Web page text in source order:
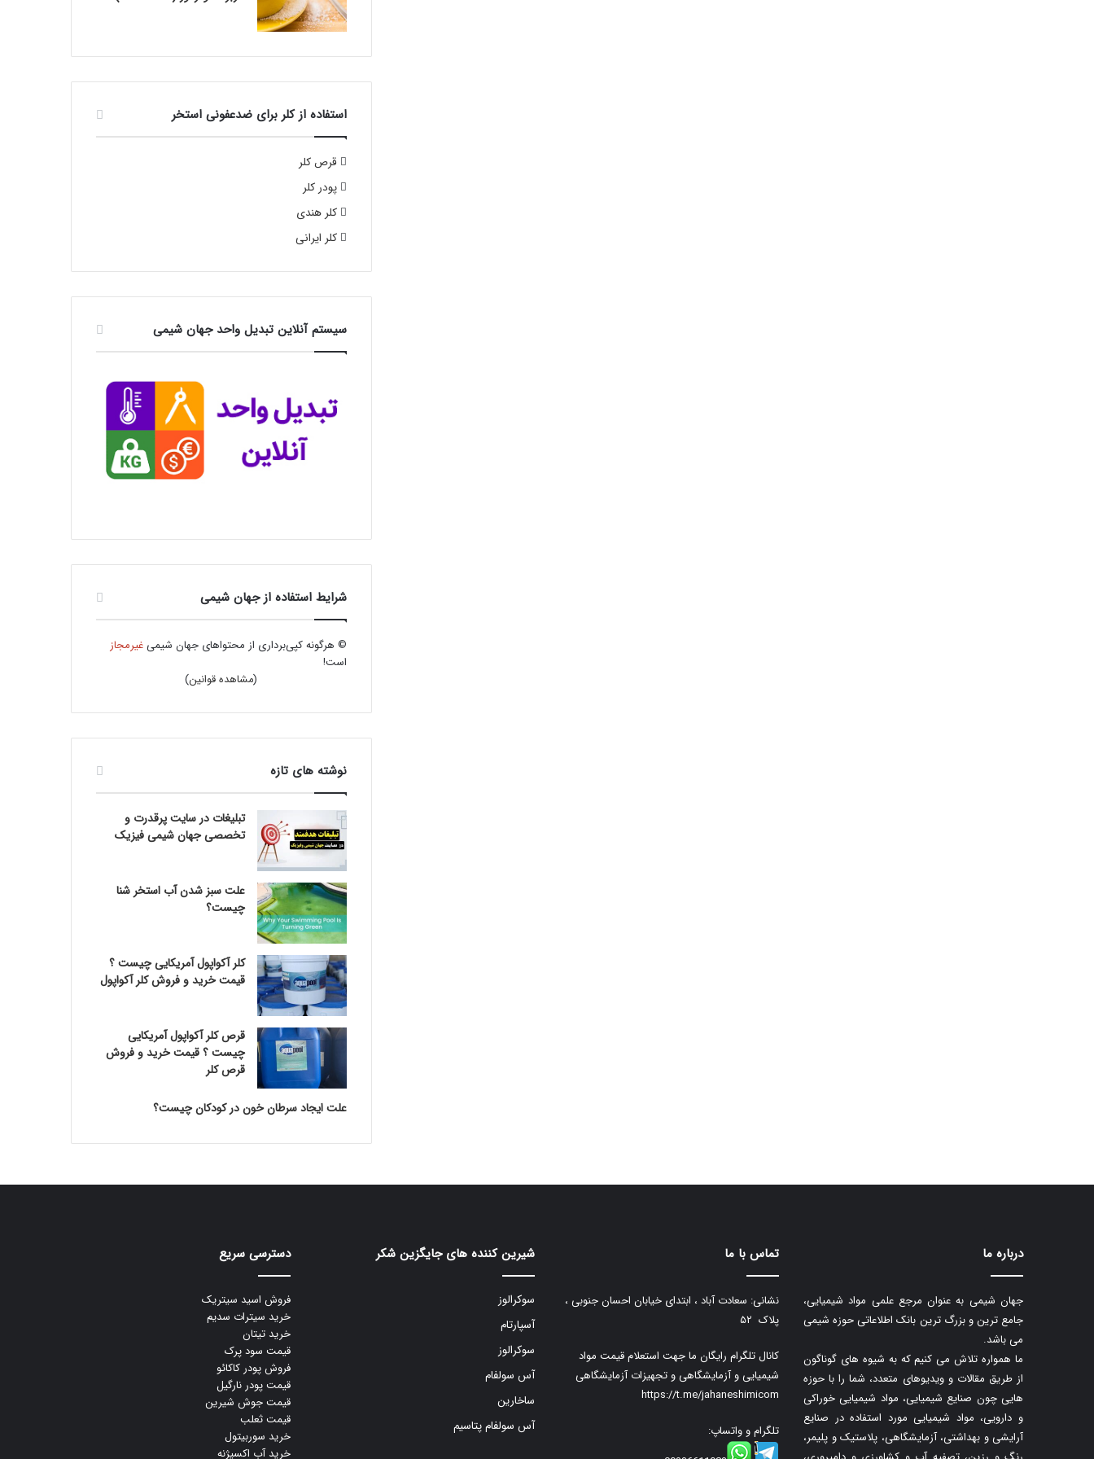
استفاده از کلر برای ضدعفونی استخر
قرص کلر
پودر کلر
کلر هندی
کلر ایرانی
سیستم آنلاین تبدیل واحد جهان شیمی
شرایط استفاده از جهان شیمی
© هرگونه کپی‌برداری از محتواهای جهان شیمیغیرمجاز
است!
(مشاهده قوانین)
نوشته های تازه
تبلیغات در سایت پرقدرت و
تخصصی جهان شیمی فیزیک
علت سبز شدن آب استخر شنا
چیست؟
کلر آکواپول آمریکایی چیست ؟
قیمت خرید و فروش کلر آکواپول
قرص کلر آکواپول آمریکایی
چیست ؟ قیمت خرید و فروش
قرص کلر
علت ایجاد سرطان خون در کودکان چیست؟
درباره ما
جهان شیمی به عنوان مرجع علمی مواد شیمیایی،
جامع ترین و بزرگ ترین بانک اطلاعاتی حوزه شیمی
می باشد.
ما همواره تلاش می کنیم که به شیوه های گوناگون
از طریق مقالات و ویدیوهای متعدد، شما را با حوزه
هایی چون صنایع شیمیایی، مواد شیمیایی خوراکی
و دارویی، مواد شیمیایی مورد استفاده در صنایع
آرایشی و بهداشتی، آزمایشگاهی، پلاستیک و پلیمر،
تماس با ما
نشانی: سعادت آباد ، ابتدای خیابان احسان جنوبی ،
پلاک ۵۲
کانال تلگرام رایگان ما جهت استعلام قیمت مواد
شیمیایی و آزمایشگاهی و تجهیزات آزمایشگاهی
https://t.me/jahaneshimicom
تلگرام و واتساپ:
شیرین کننده های جایگزین شکر
سوکرالوز
آسپارتام
سوکرالوز
آس سولفام
ساخارین
آس سولفام پتاسیم
دسترسی سریع
فروش اسید سیتریک
خرید سیترات سدیم
خرید تیتان
قیمت سود پرک
فروش پودر کاکائو
قیمت پودر نارگیل
قیمت جوش شیرین
قیمت ثعلب
خرید سوربیتول
خرید آب اکسیژنه